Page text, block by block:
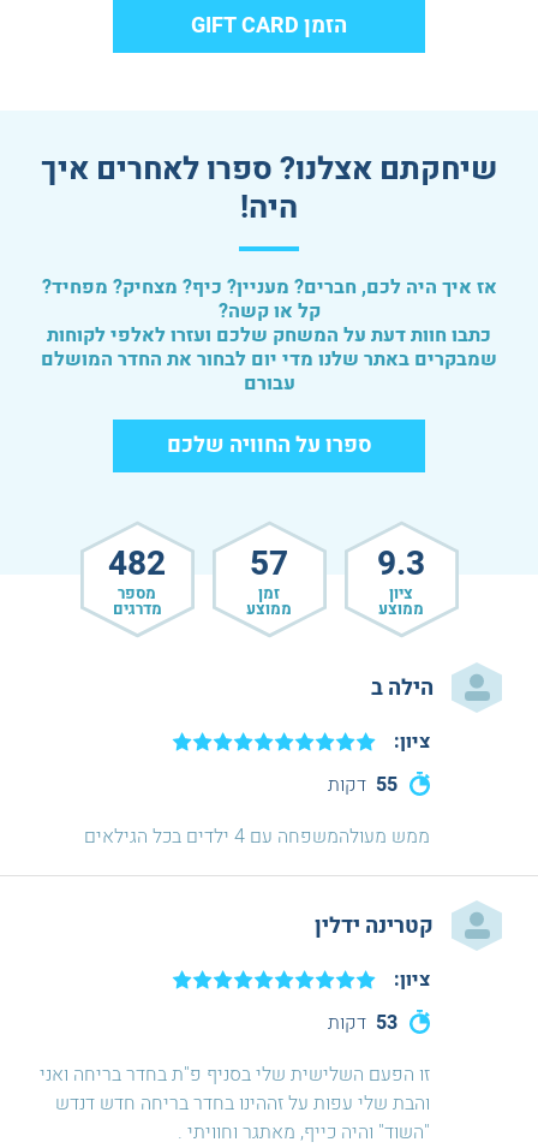
הזמן GIFT CARD
שיחקתם אצלנו? ספרו לאחרים איך
היה!
אז איך היה לכם, חברים? מעניין? כיף? מצחיק? מפחיד?
קל או קשה?
כתבו חוות דעת על המשחק שלכם ועזרו לאלפי לקוחות
שמבקרים באתר שלנו מדי יום לבחור את החדר המושלם
עבורם
ספרו על החוויה שלכם
הילה ב
55 דקות
ציון:
ממש מעולהמשפחה עם 4 ילדים בכל הגילאים
קטרינה ידלין
53 דקות
ציון:
זו הפעם השלישית שלי בסניף פ"ת בחדר בריחה ואני
והבת שלי עפות על זההינו בחדר בריחה חדש דנדש
"השוד" והיה כייף, מאתגר וחוויתי .
9.3
ציון
ממוצע
57
זמן
ממוצע
482
מספר
מדרגים